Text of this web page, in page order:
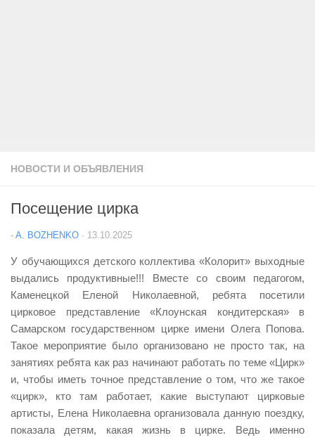
НОВОСТИ И ОБЪЯВЛЕНИЯ
Посещение цирка
- A. BOZHENKO · 13.10.2025
У обучающихся детского коллектива «Колорит» выходные
выдались продуктивные!!! Вместе со своим педагогом,
Каменецкой Еленой Николаевной, ребята посетили
цирковое представление «Клоунская кондитерская» в
Самарском государственном цирке имени Олега Попова.
Такое мероприятие было организовано не просто так, на
занятиях ребята как раз начинают работать по теме «Цирк»
и, чтобы иметь точное представление о том, что же такое
«цирк», кто там работает, какие выступают цирковые
артисты, Елена Николаевна организовала данную поездку,
показала детям, какая жизнь в цирке. Ведь именно